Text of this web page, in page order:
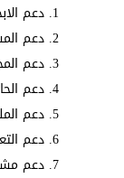
دعم
دعم
دعم
دعم
دعم
دعم
دعم